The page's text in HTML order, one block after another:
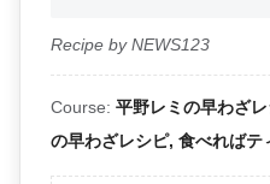
Recipe by NEWS123
Course: 平野レミの早わざ
の早わざレシピ, 食べればテ